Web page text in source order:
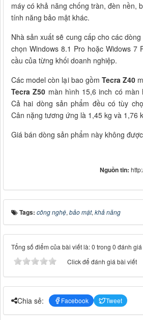
máy có khả năng chống tràn, đèn nền,
tính năng bảo mật khác.
Nhà sản xuất sẽ cung cấp cho các
chọn Windows 8.1 Pro hoặc Widows 7
cầu của từng khối doanh nghiệp.
Các model còn lại bao gồm Tecra Z40
Tecra Z50 màn hình 15,6 inch có màn
Cả hai dòng sản phẩm đều có tùy
Cân nặng tương ứng là 1,45 kg và 1,76
Giá bán dòng sản phẩm này không
Nguồn tin:
Tags: công nghệ, bảo mật, khả năng
Tổng số điểm của bài viết là: 0 trong 0 đánh giá
Click để đánh giá bài viết
Chia sẻ: Facebook Tweet